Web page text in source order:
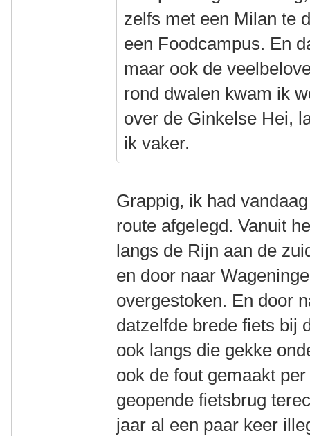
zelfs met een Milan te
een Foodcampus. En
maar ook de
rond dwalen kwam ik
over de Ginkelse Hei,
ik vaker.
Grappig, ik had
route afgelegd. Vanuit
langs de Rijn aan de
en door naar
overgestoken. En door
datzelfde brede fiets bij
ook langs die gekke
ook de fout gemaakt
geopende fietsbrug
jaar al een paar keer